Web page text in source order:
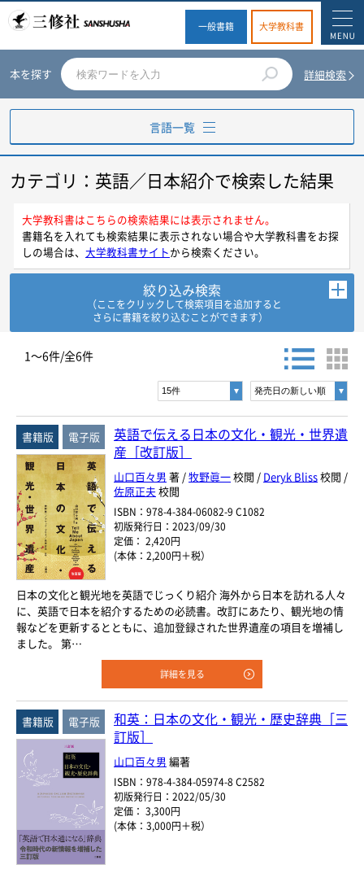
一般書籍 大学教科書
本を探す 詳細検索
言語一覧
英語
ドイツ語
フランス語
韓国・朝鮮語
中国語
アジア諸語
日本語
閉じる
カテゴリ：英語／日本紹介で検索した結果
大学教科書はこちらの検索結果には表示されません。
書籍名を入れても検索結果に表示されない場合や大学教科書をお探
しの場合は、 大学教科書サイトから検索ください。
絞り込み検索
（ここをクリックして検索項目を追加すると
さらに書籍を絞り込むことができます）
書名・著者名などの各複数条件で検索できます。
情報を入力、選択後検索ボタンを押してください。
キーワード
書 名
著者名
言 語
ジャンル
発行年月
ISBN 978-4-384- -*
※5桁の数字を入力してください
付加情報 電子版
1～6件/全6件
英語で伝える日本の文化・観光・世界遺
産［改訂版］
山口百々男 著 /牧野眞一校閲 / Deryk Bliss校閲 /
佐原正夫 校閲
ISBN：978-4-384-06082-9 C1082
初版発行日：2023/09/30
定価： 2,420円
(本体：2,200円＋税）
日本の文化と観光地を英語でじっくり紹介 海外から日本を訪れる人々
に、英語で日本を紹介するための必読書。改訂にあたり、観光地の情
報などを更新するとともに、追加登録された世界遺産の項目を増補し
ました。 第…
書籍版 電子版
詳細を見る
和英：日本の文化・観光・歴史辞典［三
訂版］
山口百々男 編著
ISBN：978-4-384-05974-8 C2582
初版発行日：2022/05/30
定価： 3,300円
(本体：3,000円＋税）
書籍版 電子版